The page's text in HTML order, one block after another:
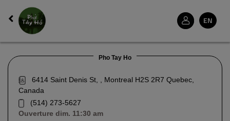
EN
Pho Tay Ho
6414 Saint Denis St, , Montreal H2S 2R7 Quebec,
Canada
(514) 273-5627
Ouverture dim. 11:30 am